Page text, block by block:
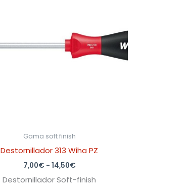
Gama soft finish
Destornillador 313 Wiha PZ
7,00€ - 14,50€
Destornillador Soft-finish